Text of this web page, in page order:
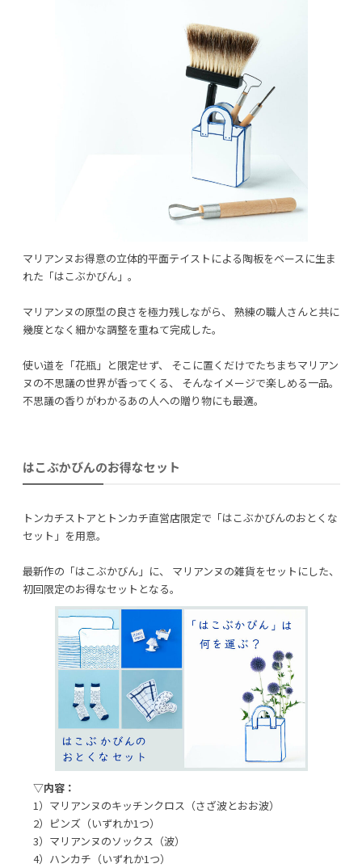
マリアンヌお得意の立体的平面テイストによる陶板をベースに生ま
れた「はこぶかびん」。
マリアンヌの原型の良さを極力残しながら、 熟練の職人さんと共に
幾度となく細かな調整を重ねて完成した。
使い道を「花瓶」と限定せず、 そこに置くだけでたちまちマリアン
ヌの不思議の世界が香ってくる、 そんなイメージで楽しめる一品。
不思議の香りがわかるあの人への贈り物にも最適。
はこぶかびんのお得なセット
トンカチストアとトンカチ直営店限定で「はこぶかびんのおとくな
セット」を用意。
最新作の「はこぶかびん」に、 マリアンヌの雑貨をセットにした、
初回限定のお得なセットとなる。
▽内容：
1）マリアンヌのキッチンクロス（さざ波とおお波）
2）ピンズ（いずれか1つ）
3）マリアンヌのソックス（波）
4）ハンカチ（いずれか1つ）